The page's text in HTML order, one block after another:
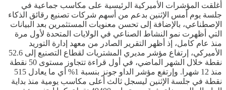
أغلقت المؤشرات الأميركية الرئيسية على مكاسب جماعية في
جلسة يوم أمس الإثنين بدعم من أسهم شركات تصنيع رقائق الذكاء
الإصطناعي، بالإضافة إلى تحسن معنويات المستثمرين بعد البيانات
التي أظهرت نمو النشاط الصناعي في الولايات المتحدة لأول مرة
منذ عام كامل، إذ أظهر التقرير الصادر من معهد إدارة التوريد
الأميركي، إرتفاع مؤشر مديري المشتريات لقطاع التصنيع إلى 52.6
نقطة خلال الشهر الماضي، في أول قراءة تتجاوز مستوى 50 نقطة
منذ 12 شهرا. وإرتفع مؤشر الداو جونز بنسبة 1% أي ما يعادل 515
نقطة في جلسة الإثنين ليسجل ثالث أعلى مكاسب يومية منذ بداية